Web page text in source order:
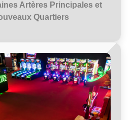
Artères Principales et
Quartiers